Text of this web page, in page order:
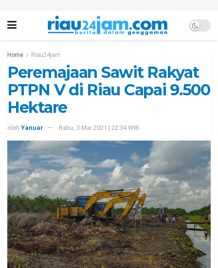
Home Riau24jam
Peremajaan Sawit Rakyat
PTPN V di Riau Capai 9.500
Hektare
oleh Yanuar Rabu, 3 Mar 2021 | 22:34 WIB